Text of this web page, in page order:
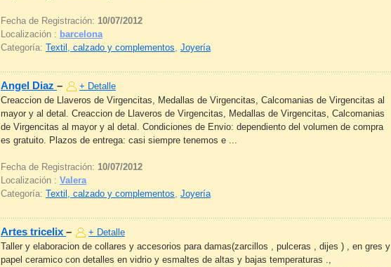
Fecha de Registración: 10/07/2012
Localización : barcelona
Categoría: Textil, calzado y complementos, Joyería
Angel Diaz –
+ Detalle
Creaccion de Llaveros de Virgencitas, Medallas de Virgencitas, Calcomanias de Virgencitas al
mayor y al detal. Creaccion de Llaveros de Virgencitas, Medallas de Virgencitas, Calcomanias
de Virgencitas al mayor y al detal. Condiciones de Envio: dependiento del volumen de compra
es gratuito. Plazos de entrega: casi siempre tenemos e ...
Fecha de Registración: 10/07/2012
Localización : Valera
Categoría: Textil, calzado y complementos, Joyería
Artes tricelix –
+ Detalle
Taller y elaboracion de collares y accesorios para damas(zarcillos , pulceras , dijes ) , en gres y
papel ceramico con detalles en vidrio y esmaltes de altas y bajas temperaturas .,